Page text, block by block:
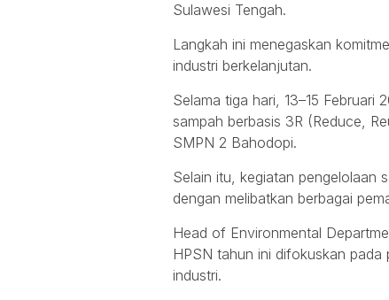
Sulawesi Tengah.
Langkah ini menegaskan
industri berkelanjutan.
Selama tiga hari, 13–15 Februari
sampah berbasis 3R (Reduce,
SMPN 2 Bahodopi.
Selain itu, kegiatan pengelolaan
dengan melibatkan berbagai
Head of Environmental
HPSN tahun ini difokuskan
industri.